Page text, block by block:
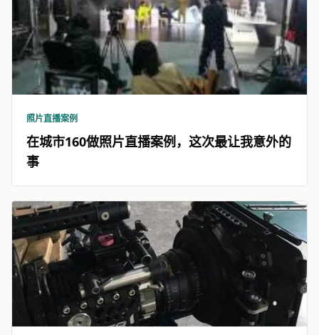
照片直播案例
在城市160做照片直播案例，这次最让我意外的
事